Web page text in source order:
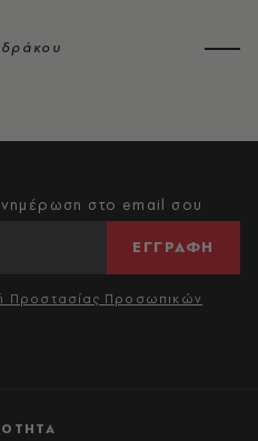
στο email σου
ΕΓΓΡΑΦΗ
Προστασίας Προσωπικών